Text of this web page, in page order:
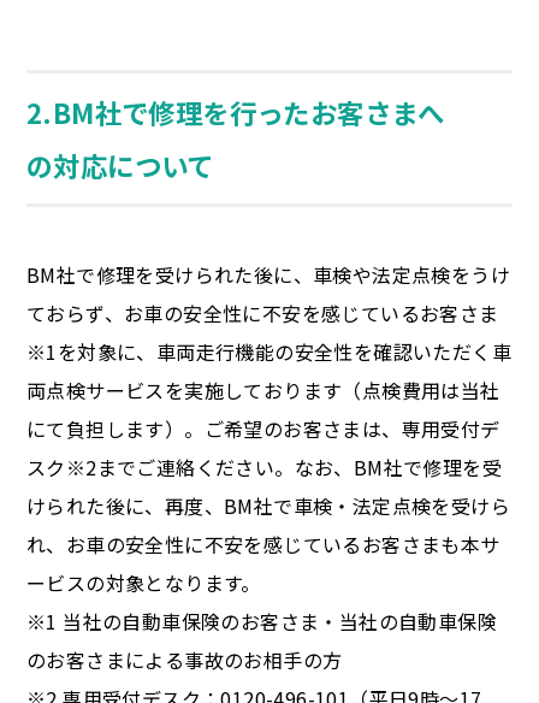
2.BM社で修理を行ったお客さまへ
の対応について
BM社で修理を受けられた後に、車検や法定点検をうけ
ておらず、お車の安全性に不安を感じているお客さま
※1を対象に、車両走行機能の安全性を確認いただく車
両点検サービスを実施しております（点検費用は当社
にて負担します）。ご希望のお客さまは、専用受付デ
スク※2までご連絡ください。なお、BM社で修理を受
けられた後に、再度、BM社で車検・法定点検を受けら
れ、お車の安全性に不安を感じているお客さまも本サ
ービスの対象となります。
※1 当社の自動車保険のお客さま・当社の自動車保険
のお客さまによる事故のお相手の方